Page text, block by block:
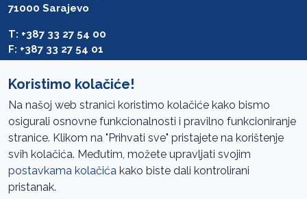
71000 Sarajevo
T: +387 33 27 54 00
F: +387 33 27 54 01
Pristup informacijama
Mapa sajta
Oglasi
Koristimo kolačiće!
Na našoj web stranici koristimo kolačiće kako bismo
osigurali osnovne funkcionalnosti i pravilno funkcioniranje
stranice. Klikom na "Prihvati sve" pristajete na korištenje
svih kolačića. Međutim, možete upravljati svojim
postavkama kolačića kako biste dali kontrolirani
pristanak.